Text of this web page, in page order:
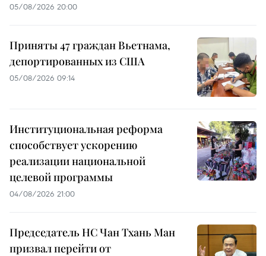
05/08/2026 20:00
Приняты 47 граждан Вьетнама,
депортированных из США
05/08/2026 09:14
Институциональная реформа
способствует ускорению
реализации национальной
целевой программы
04/08/2026 21:00
Председатель НС Чан Тхань Ман
призвал перейти от